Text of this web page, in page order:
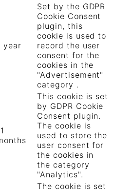
year
Set by the GDPR
Cookie Consent
plugin, this
cookie is used to
record the user
consent for the
cookies in the
"Advertisement"
category .
This cookie is set
by GDPR Cookie
Consent plugin.
The cookie is
used to store the
user consent for
the cookies in
the category
"Analytics".
The cookie is set